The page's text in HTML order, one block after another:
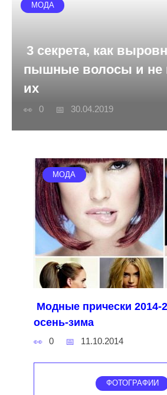
МОДА
3 секрета, как
пышные волосы и не
их
0 30.04.2019
МОДА
Модные прически 2014-
осень-зима
0 11.10.2014
ФОТОГРАФИИ